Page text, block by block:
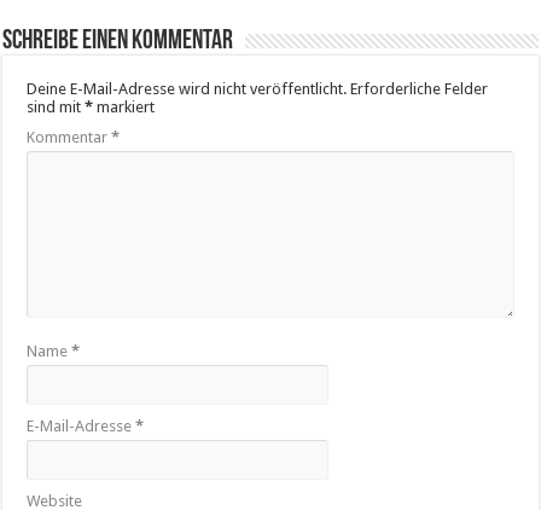
Schreibe einen Kommentar
Deine E-Mail-Adresse wird nicht veröffentlicht. Erforderliche Felder
sind mit* markiert
Kommentar*
Name*
E-Mail-Adresse*
Website